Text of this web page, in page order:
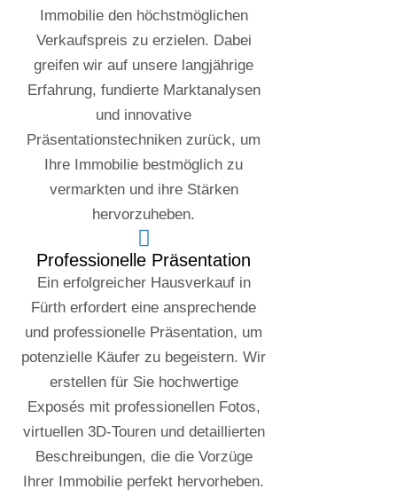
Immobilie den höchstmöglichen
Verkaufspreis zu erzielen. Dabei
greifen wir auf unsere langjährige
Erfahrung, fundierte Marktanalysen
und innovative
Präsentationstechniken zurück, um
Ihre Immobilie bestmöglich zu
vermarkten und ihre Stärken
hervorzuheben.
Professionelle Präsentation
Ein erfolgreicher Hausverkauf in
Fürth erfordert eine ansprechende
und professionelle Präsentation, um
potenzielle Käufer zu begeistern. Wir
erstellen für Sie hochwertige
Exposés mit professionellen Fotos,
virtuellen 3D-Touren und detaillierten
Beschreibungen, die die Vorzüge
Ihrer Immobilie perfekt hervorheben.